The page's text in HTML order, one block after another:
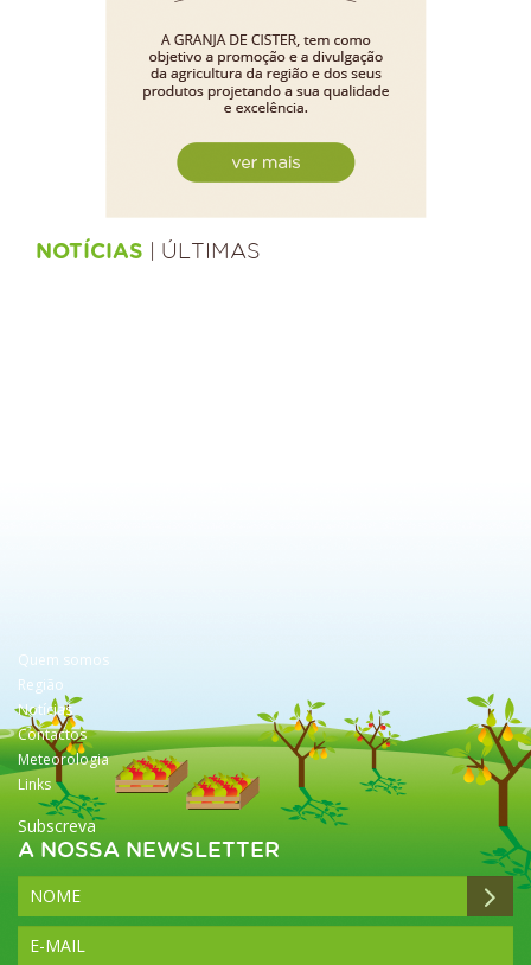
NOTÍCIAS | ÚLTIMAS
Quem somos
Região
Notícias
Contactos
Meteorologia
Links
Subscreva
A NOSSA NEWSLETTER